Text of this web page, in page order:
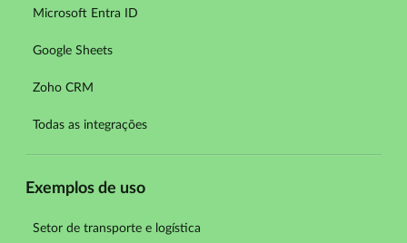
Microsoft Entra ID
Google Sheets
Zoho CRM
Todas as integrações
Exemplos de uso
Setor de transporte e logística